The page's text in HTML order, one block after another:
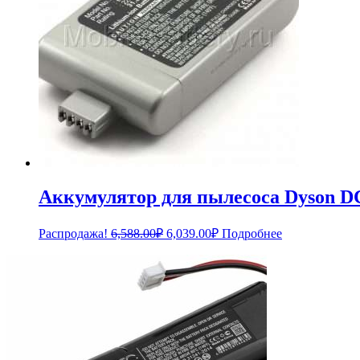
Аккумулятор для пылесоса Dyson
Распродажа! 6,588.00₽ Первоначальная
составляла
6,588.00₽.
6,039.00₽Текущая
цена:
6,039.00₽.
Подробнее